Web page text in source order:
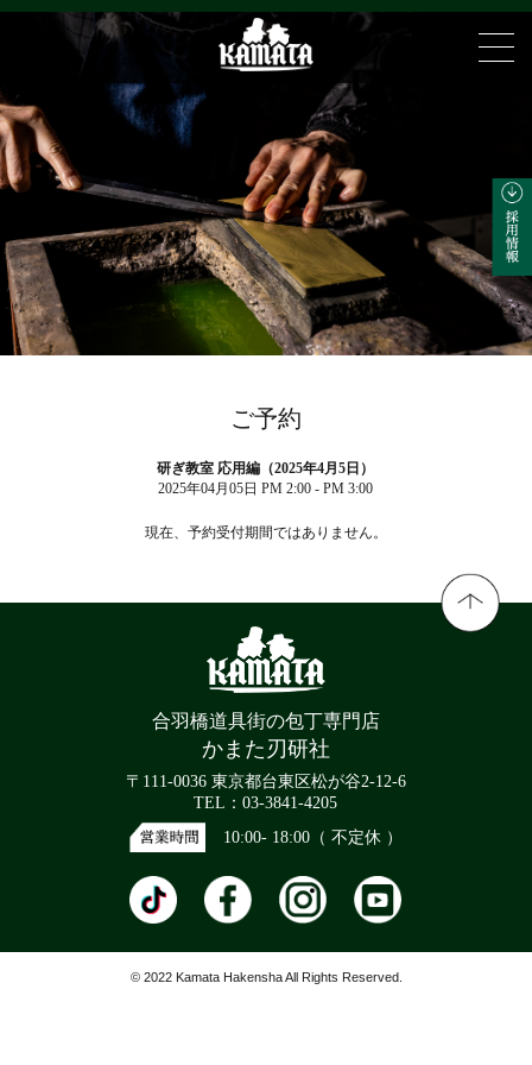
ご予約
研ぎ教室 応用編（2025年4月5日）
2025年04月05日 PM 2:00 - PM 3:00
現在、予約受付期間ではありません。
合羽橋道具街の包丁専門店
かまた刃研社
〒111-0036 東京都台東区松が谷2-12-6
TEL：03-3841-4205
10:00- 18:00（ 不定休 ）
© 2022 Kamata Hakensha All Rights Reserved.